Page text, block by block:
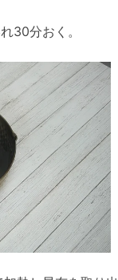
30分おく。